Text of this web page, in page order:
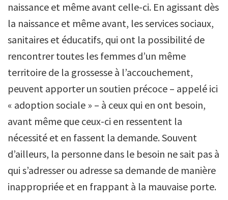
naissance et même avant celle-ci. En agissant dès
la naissance et même avant, les services sociaux,
sanitaires et éducatifs, qui ont la possibilité de
rencontrer toutes les femmes d’un même
territoire de la grossesse à l’accouchement,
peuvent apporter un soutien précoce – appelé ici
« adoption sociale » – à ceux qui en ont besoin,
avant même que ceux-ci en ressentent la
nécessité et en fassent la demande. Souvent
d’ailleurs, la personne dans le besoin ne sait pas à
qui s’adresser ou adresse sa demande de manière
inappropriée et en frappant à la mauvaise porte.